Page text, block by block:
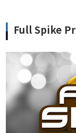
Full Spike